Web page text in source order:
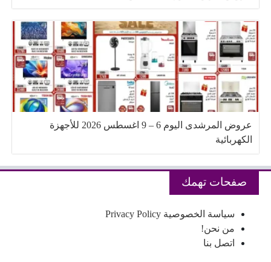
عروض المرشدى اليوم 6 – 9 اغسطس 2026 للأجهزة
الكهربائية
صفحات تهمك
سياسة الخصوصية Privacy Policy
من نحن!
اتصل بنا